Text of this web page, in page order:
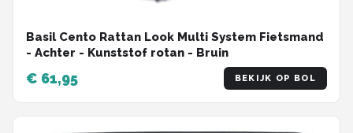
Basil Cento Rattan Look Multi System Fietsmand
- Achter - Kunststof rotan - Bruin
€ 61,95 BEKIJK OP BOL